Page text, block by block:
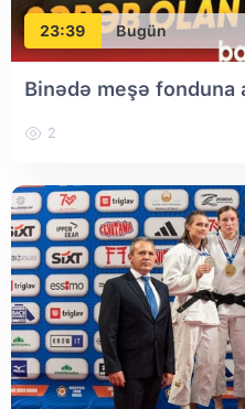
23:39 Bugün
Binədə meşə fonduna
2